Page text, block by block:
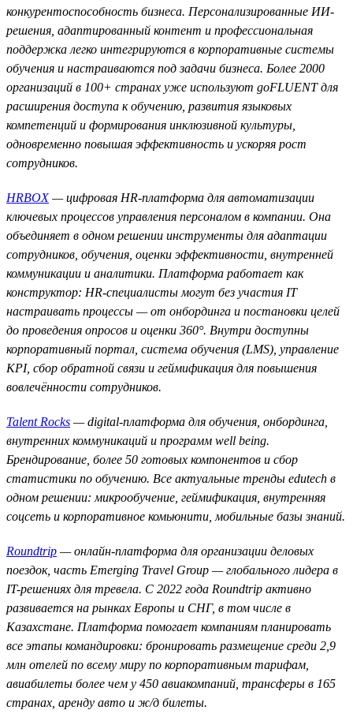
конкурентоспособность бизнеса. Персонализированные ИИ-
решения, адаптированный контент и профессиональная
поддержка легко интегрируются в корпоративные системы
обучения и настраиваются под задачи бизнеса. Более 2000
организаций в 100+ странах уже используют goFLUENT для
расширения доступа к обучению, развития языковых
компетенций и формирования инклюзивной культуры,
одновременно повышая эффективность и ускоряя рост
сотрудников.
HRBOX— цифровая HR-платформа для автоматизации
ключевых процессов управления персоналом в компании. Она
объединяет в одном решении инструменты для адаптации
сотрудников, обучения, оценки эффективности, внутренней
коммуникации и аналитики. Платформа работает как
конструктор: HR-специалисты могут без участия IT
настраивать процессы — от онбординга и постановки целей
до проведения опросов и оценки 360°. Внутри доступны
корпоративный портал, система обучения (LMS), управление
KPI, сбор обратной связи и геймификация для повышения
вовлечённости сотрудников.
Talent Rocks — digital-платформа для обучения, онбординга,
внутренних коммуникаций и программ well being.
Брендирование, более 50 готовых компонентов и сбор
статистики по обучению. Все актуальные тренды edutech в
одном решении: микрообучение, геймификация, внутренняя
соцсеть и корпоративное комьюнити, мобильные базы знаний.
Roundtrip — онлайн-платформа для организации деловых
поездок, часть Emerging Travel Group — глобального лидера в
IT-решениях для тревела. С 2022 года Roundtrip активно
развивается на рынках Европы и СНГ, в том числе в
Казахстане. Платформа помогает компаниям планировать
все этапы командировки: бронировать размещение среди 2,9
млн отелей по всему миру по корпоративным тарифам,
авиабилеты более чем у 450 авиакомпаний, трансферы в 165
странах, аренду авто и ж/д билеты.